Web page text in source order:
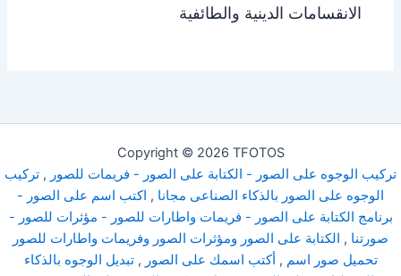
الانقسامات الدينية والطائفية
Copyright © 2026 TFOTOS
تركيب الوجوه على الصور - الكتابة على الصور - فريمات للصور , تركيب
الوجوه على الصور بالذكاء الصناعى مجانا , اكتب اسم على الصور -
برنامج الكتابة على الصور - فريمات واطارات للصور - مؤثرات للصور -
صورتنا , الكتابة على الصور ومؤثرات الصور وفريمات واطارات للصور
تحميل صور اسم , أكتب اسمك على الصور ,تبديل الوجوه بالذكاء